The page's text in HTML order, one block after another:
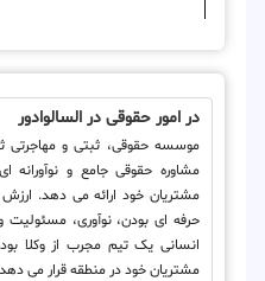
در امور حقوقی در السالوادور
موسسه حقوقی، ثبتی و مهاجرتی
مشاوره حقوقی جامع و نوآورانه
مشتریان خود ارائه می دهد.
حرفه ای بودن، نوآوری،
انسانی یک تیم مجرب از وکلا
مشتریان خود در منطقه قرار می